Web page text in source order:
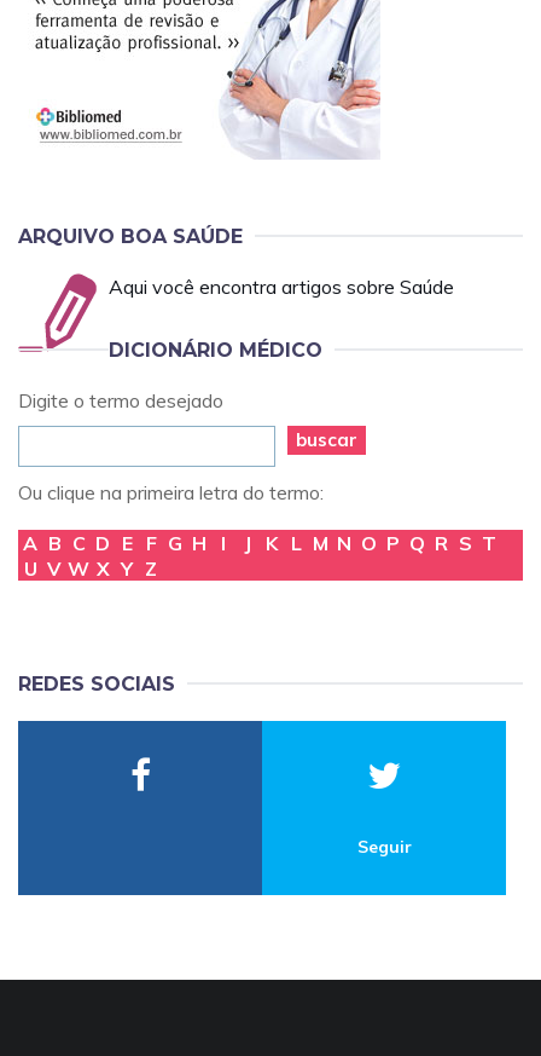
ARQUIVO BOA SAÚDE
Aqui você encontra artigos sobre Saúde
DICIONÁRIO MÉDICO
Digite o termo desejado
buscar
Ou clique na primeira letra do termo:
A B C D E F G H I J K L M N O P Q R S T
U V W X Y Z
REDES SOCIAIS
Seguir